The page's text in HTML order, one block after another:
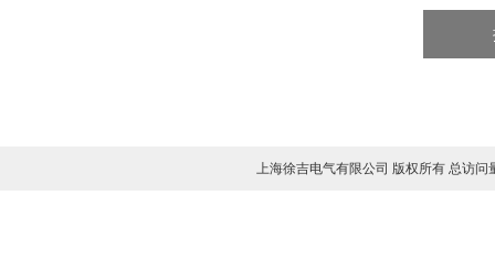
上海徐吉电气有限公司 版权所有 总访问